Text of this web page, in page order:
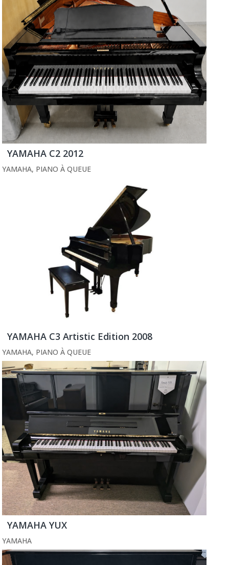
YAMAHA C2 2012
YAMAHA, PIANO À QUEUE
YAMAHA C3 Artistic Edition 2008
YAMAHA, PIANO À QUEUE
YAMAHA YUX
YAMAHA